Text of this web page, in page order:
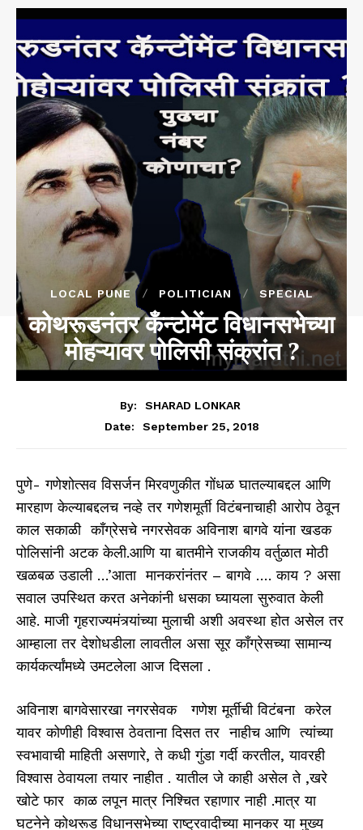
LOCAL PUNE POLITICIAN SPECIAL
कोथरूडनंतर कँन्टोमेंट विधानसभेच्या
मोहऱ्यावर पोलिसी संक्रांत ?
By:
SHARAD LONKAR
Date:
September 25, 2018
पुणे- गणेशोत्सव विसर्जन मिरवणुकीत गोंधळ घातल्याबद्दल आणि
मारहाण केल्याबद्दलच नव्हे तर गणेशमूर्ती विटंबनाचाही आरोप ठेवून
काल सकाळी कॉंग्रेसचे नगरसेवक अविनाश बागवे यांना खडक
पोलिसांनी अटक केली.आणि या बातमीने राजकीय वर्तुळात मोठी
खळबळ उडाली …’आता मानकरांनंतर – बागवे …. काय ? असा
सवाल उपस्थित करत अनेकांनी धसका घ्यायला सुरुवात केली
आहे. माजी गृहराज्यमंत्र्यांच्या मुलाची अशी अवस्था होत असेल तर
आम्हाला तर देशोधडीला लावतील असा सूर कॉंग्रेसच्या सामान्य
कार्यकर्त्यांमध्ये उमटलेला आज दिसला .
अविनाश बागवेसारखा नगरसेवक गणेश मूर्तीची विटंबना करेल
यावर कोणीही विश्वास ठेवताना दिसत तर नाहीच आणि त्यांच्या
स्वभावाची माहिती असणारे, ते कधी गुंडा गर्दी करतील, यावरही
विश्वास ठेवायला तयार नाहीत . यातील जे काही असेल ते ,खरे
खोटे फार काळ लपून मात्र निश्चित रहाणार नाही .मात्र या
घटनेने कोथरूड विधानसभेच्या राष्ट्रवादीच्या मानकर या मुख्य